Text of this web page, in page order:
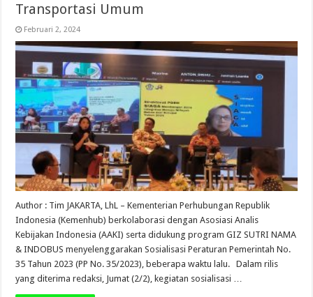
Transportasi Umum
Februari 2, 2024
Author : Tim JAKARTA, LhL – Kementerian Perhubungan Republik
Indonesia (Kemenhub) berkolaborasi dengan Asosiasi Analis
Kebijakan Indonesia (AAKI) serta didukung program GIZ SUTRI NAMA
& INDOBUS menyelenggarakan Sosialisasi Peraturan Pemerintah No.
35 Tahun 2023 (PP No. 35/2023), beberapa waktu lalu. Dalam rilis
yang diterima redaksi, Jumat (2/2), kegiatan sosialisasi …